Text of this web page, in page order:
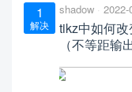
1
解决
shadow 2022-
tikz中如何
（不等距输